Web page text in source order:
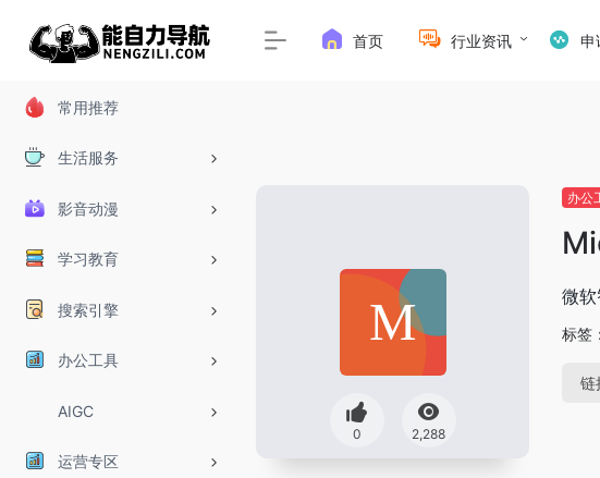
常用推荐
生活服务
影音动漫
学习教育
搜索引擎
办公工具
AIGC
运营专区
首页 行业资讯 申
0 2,288
办公
微
标签：
链